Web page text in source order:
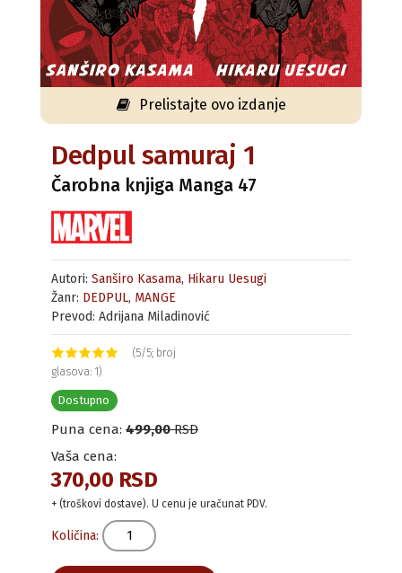
Prelistajte ovo izdanje
Dedpul samuraj 1
Čarobna knjiga Manga 47
Autori: Sanširo Kasama, Hikaru Uesugi
Žanr: DEDPUL, MANGE
Prevod: Adrijana Miladinović
(5/5; broj
glasova: 1)
Dostupno
Puna cena: 499,00RSD
Vaša cena:
370,00 RSD
+ (troškovi dostave). U cenu je uračunat PDV.
Količina: